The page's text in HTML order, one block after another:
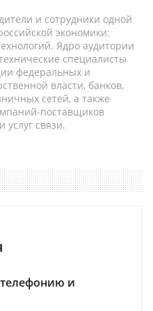
и сотрудники одной
экономики:
Ядро аудитории
специалисты
федеральных и
власти, банков,
сетей, а также
поставщиков
связи.
и